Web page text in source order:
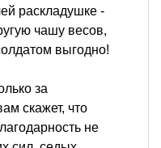
раскладушке -
чашу весов,
выгодно!
за
скажет, что
не